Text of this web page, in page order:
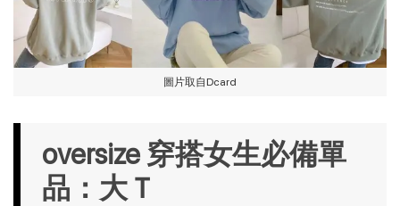
圖片取自Dcard
oversize 穿搭女生必備單
品：大Ｔ